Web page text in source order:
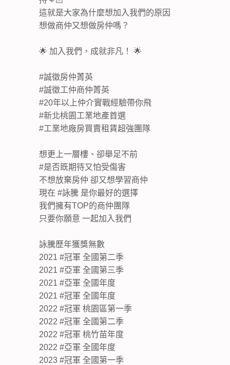
這就是大家為什麼想加入我們的原因
想做商仲又想做房仲嗎？
🌟 加入我們，成就非凡！ 🌟
#誠徵房仲菁英
#誠徵工仲商仲菁英
#20年以上仲介實戰經驗帶你飛
#新北桃園工業地產首選
#工業地廠房買賣租賃超強團隊
想更上一層樓、卻舉足不前
#是否既期待又怕受傷害
不想放棄房仲 卻又想學習商仲
現在 #詠騰 是你最好的選擇
我們擁有TOP的商仲團隊
只要你願意 一起加入我們
詠騰歷年獲獎無數
2021 #冠軍 全國第二季
2021 #亞軍 全國第三季
2021 #亞軍 全國年度
2021 #冠軍 全國年度
2022 #冠軍 桃園區第一季
2022 #冠軍 全國第二季
2022 #冠軍 桃竹苗年度
2022 #亞軍 全國年度
2023 #冠軍 全國第一季